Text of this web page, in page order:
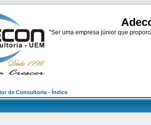
"Ser uma empresa júnior que
de Consultoria - Índice